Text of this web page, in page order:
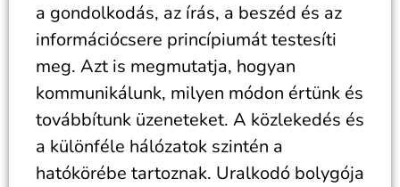
a gondolkodás, az írás, a beszéd és az
információcsere princípiumát testesíti
meg. Azt is megmutatja, hogyan
kommunikálunk, milyen módon értünk és
továbbítunk üzeneteket. A közlekedés és
a különféle hálózatok szintén a
hatókörébe tartoznak. Uralkodó bolygója